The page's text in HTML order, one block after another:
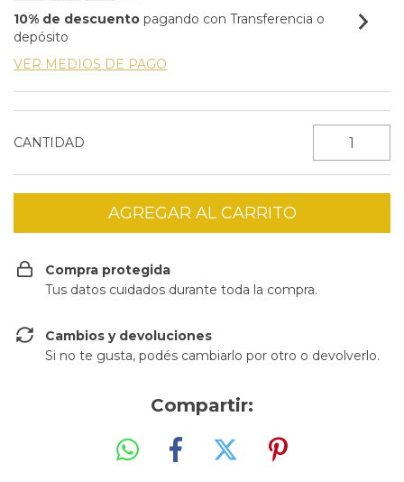
10% de descuento pagando con Transferencia o
depósito
VER MEDIOS DE PAGO
CANTIDAD
Compra protegida
Tus datos cuidados durante toda la compra.
Cambios y devoluciones
Si no te gusta, podés cambiarlo por otro o devolverlo.
Compartir: